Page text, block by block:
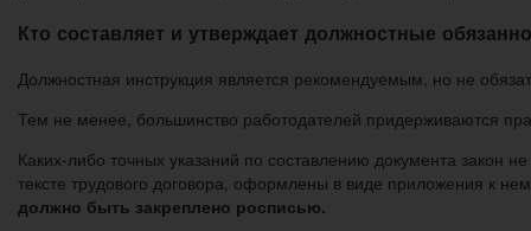
Кто составляет и утверждает должностные
Должностная инструкция является рекомендуемым, но не
Тем не менее, большинство работодателей придерживаются
Каких-либо точных указаний по составлению документа закон
тексте трудового договора, оформлены в виде приложения к
должно быть закреплено росписью.